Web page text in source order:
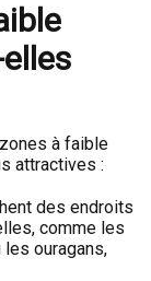
à faible
attractives :
des endroits
comme les
ouragans,